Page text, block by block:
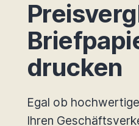
drucken
Egal ob
Ihren